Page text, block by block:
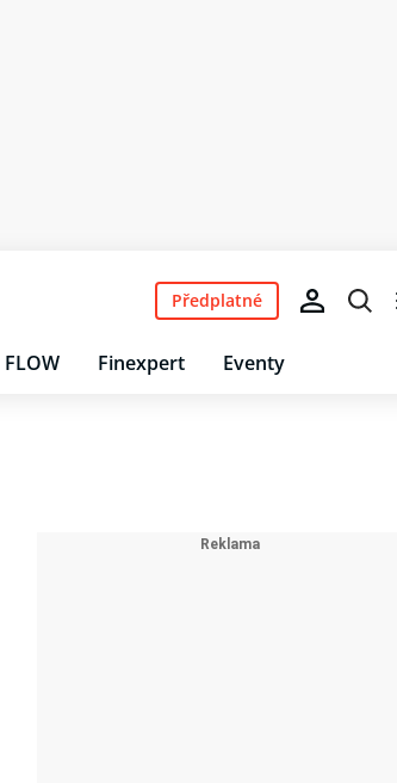
FLOW Finexpert Eventy
Předplatné